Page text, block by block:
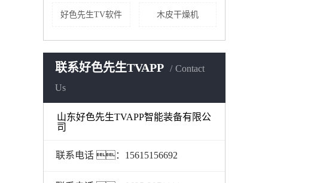
好色先生TV软件 木皮干燥机
联系好色先生TVAPP
Contact
Us
山东好色先生TVAPP智能装备有限公
司
联系电话 ： 15615156692